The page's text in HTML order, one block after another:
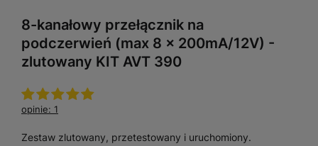
8-kanałowy przełącznik na
podczerwień (max 8 x 200mA/12V) -
zlutowany KIT AVT 390
opinie: 1
Zestaw zlutowany, przetestowany i uruchomiony.